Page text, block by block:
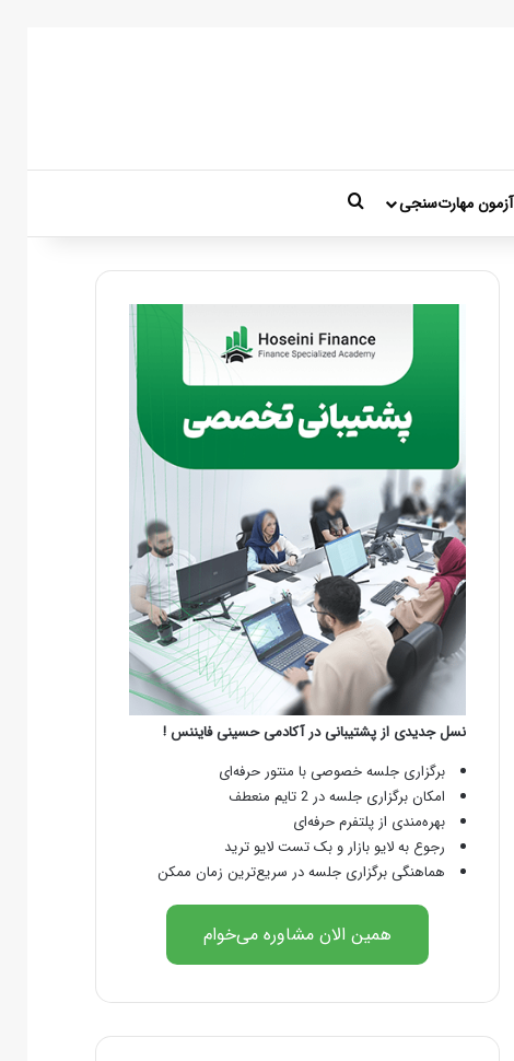
آزمون مهارت‌سنجی
نسل جدیدی از پشتیبانی در آکادمی حسینی فایننس !
برگزاری جلسه خصوصی با منتور حرفه‌ای
امکان برگزاری جلسه در 2 تایم منعطف
بهره‌مندی از پلتفرم حرفه‌ای
رجوع به لایو بازار و بک تست لایو ترید
هماهنگی برگزاری جلسه در سریع‌ترین زمان ممکن
همین الان مشاوره می‌خوام